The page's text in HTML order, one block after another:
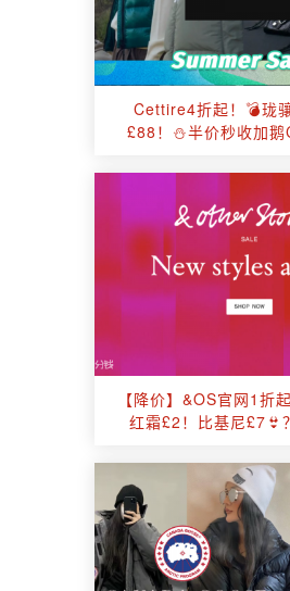
Cettire4折起！💣珑
£88！⛄半价秒收加鹅
【降价】&OS官网1折
红霜£2！比基尼£7👙